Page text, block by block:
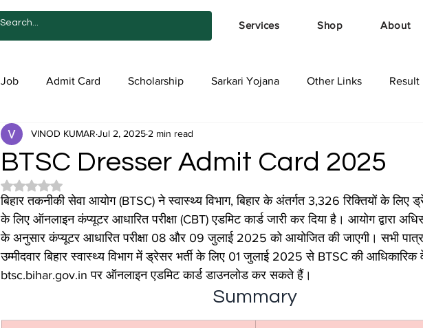
Services Shop About
Job Admit Card Scholarship Sarkari Yojana Other Links Result
Admission Satya Services
BTSC Dresser Admit Card 2025
VINOD KUMAR Jul 2, 2025 2 min read
Rated NaN out of 5 stars.
बिहार तकनीकी सेवा आयोग (BTSC) ने स्वास्थ्य विभाग, बिहार के अंतर्गत 3,326 रिक्तियों के लिए
के लिए ऑनलाइन कंप्यूटर आधारित परीक्षा (CBT) एडमिट कार्ड जारी कर दिया है। आयोग द्वारा
के अनुसार कंप्यूटर आधारित परीक्षा 08 और 09 जुलाई 2025 को आयोजित की जाएगी। सभी
उम्मीदवार बिहार स्वास्थ्य विभाग में ड्रेसर भर्ती के लिए 01 जुलाई 2025 से BTSC की आधिकारिक
btsc.bihar.gov.in पर ऑनलाइन एडमिट कार्ड डाउनलोड कर सकते हैं।
Summary